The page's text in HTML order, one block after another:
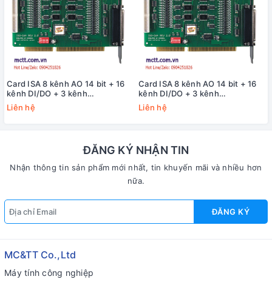
Card ISA 8 kênh AO 14 bit + 16
kênh DI/DO + 3 kênh
Timer/Counter/Frequency ICP
DAS ISO-DA8/S CR
Liên hệ
Card ISA 8 kênh AO 14 bit + 16
kênh DI/DO + 3 kênh
Timer/Counter/Frequency ICP
DAS ISO-DA8 CR
Liên hệ
ĐĂNG KÝ NHẬN TIN
Nhận thông tin sản phẩm mới nhất, tin khuyến mãi và nhiều hơn
nữa.
ĐĂNG KÝ
MC&TT Co.,Ltd
Máy tính công nghiệp